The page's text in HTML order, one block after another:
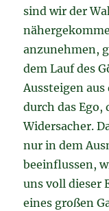
sind wir der
anzunehmen,
dem Lauf des
Aussteigen
durch das
Widersacher.
nur in dem
beeinflussen,
uns voll dieser
eines großen